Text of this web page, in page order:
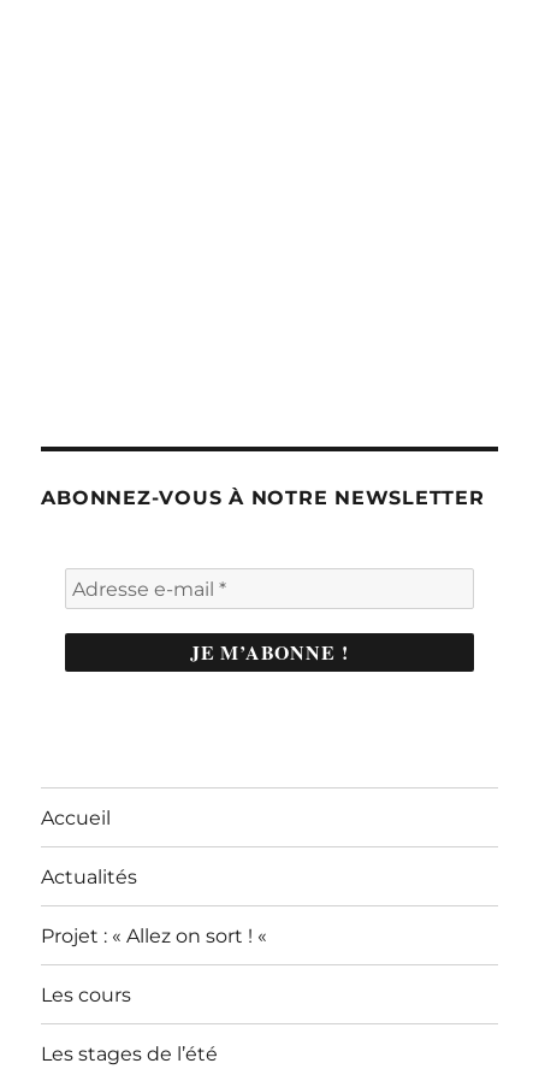
ABONNEZ-VOUS À NOTRE NEWSLETTER
Accueil
Actualités
Projet : « Allez on sort ! «
Les cours
Les stages de l’été